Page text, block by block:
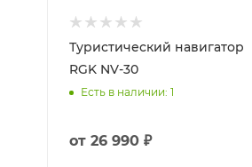
Туристический навигатор
RGK NV-30
Есть в наличии: 1
от26 990 ₽